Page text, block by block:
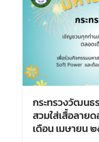
กระทรวงวัฒน
สวมใส่เสื้อลาย
เดือน เมษายน